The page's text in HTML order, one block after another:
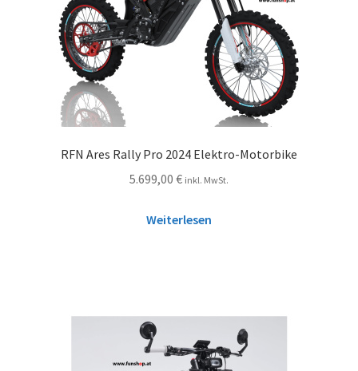
RFN Ares Rally Pro 2024 Elektro-Motorbike
5.699,00 € inkl. MwSt.
Weiterlesen